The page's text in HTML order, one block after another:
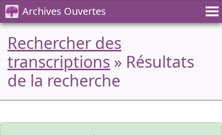
Archives Ouvertes
Rechercher des
transcriptions » Résultats
de la recherche